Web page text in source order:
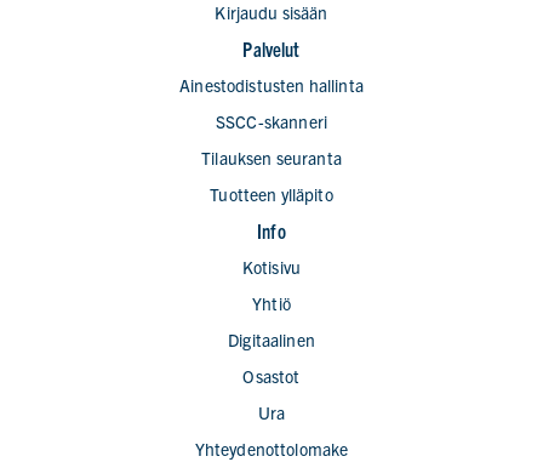
Kirjaudu sisään
Palvelut
Ainestodistusten hallinta
SSCC-skanneri
Tilauksen seuranta
Tuotteen ylläpito
Info
Kotisivu
Yhtiö
Digitaalinen
Osastot
Ura
Yhteydenottolomake